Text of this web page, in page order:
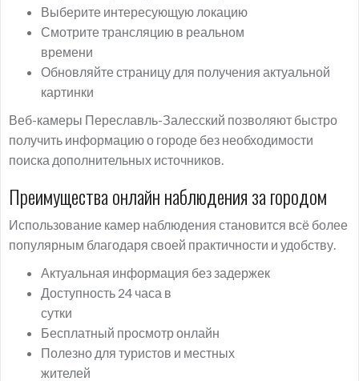
Выберите интересующую локацию
Смотрите трансляцию в реальном
времени
Обновляйте страницу для получения актуальной
картинки
Веб-камеры Переславль-Залесский позволяют быстро
получить информацию о городе без необходимости
поиска дополнительных источников.
Преимущества онлайн наблюдения за городом
Использование камер наблюдения становится всё более
популярным благодаря своей практичности и удобству.
Актуальная информация без задержек
Доступность 24 часа в
сутки
Бесплатный просмотр онлайн
Полезно для туристов и местных
жителей